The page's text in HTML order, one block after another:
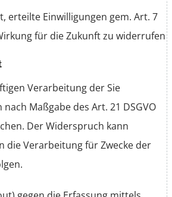
erteilte Einwilligungen gem. Art. 7
für die Zukunft zu widerrufen
Verarbeitung der Sie
Maßgabe des Art. 21 DSGVO
Der Widerspruch kann
die Verarbeitung für Zwecke der